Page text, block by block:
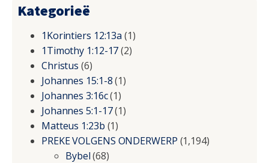
Kategorieë
1Korintiers 12:13a (1)
1Timothy 1:12-17(2)
Christus (6)
Johannes 15:1-8(1)
Johannes 3:16c(1)
Johannes 5:1-17(1)
Matteus 1:23b (1)
PREKE VOLGENS ONDERWERP (1,194)
Bybel(68)